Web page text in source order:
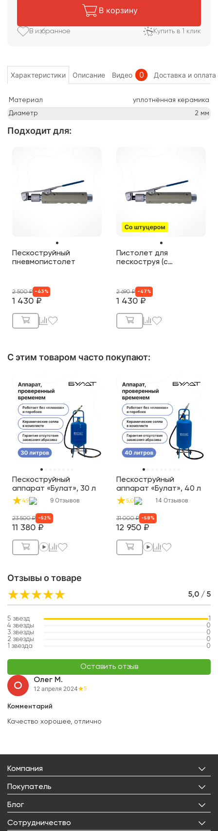
В корзину
В избранное Купить в 1 клик
Характеристики Описание Видео 0 Доставка и оплата
Материал
уплотнённая керамика
Диаметр
2 мм
Подходит для:
Пескоструйный
пневмопистолет
1 430 ₽
2 500₽ - 43 %
Пистолет для
пескоструя (с
1 430 ₽
2 690₽ - 47 %
С этим товаром часто покупают:
Пескоструйный
аппарат «Булат», 30 л
4,9 9 Отзывов
11 380 ₽
23 500₽ -52 %
Пескоструйный
аппарат «Булат», 40 л
5,0 14 Отзывов
12 950 ₽
31 000₽ -58 %
Отзывы о товаре
О
Олег М.
12 апреля 2024 5
Комментарий
Качество хорошее, отлично
5,0 / 5
5 звезд
1
4 звезды
0
3 звезды
0
2 звезды
0
1 звезда 0
Оставить отзыв
Компания
О нас
Реквизиты
Покупатель
Личный кабинет
Избранное
Блог
Все статьи
Сотрудничество